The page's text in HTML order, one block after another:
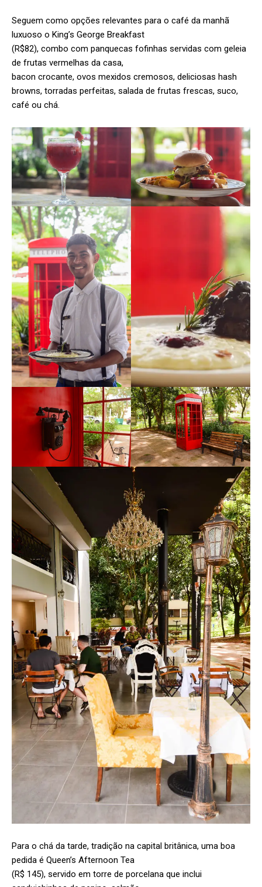
Seguem como opções relevantes para o café da manhã
luxuoso o King’s George Breakfast
(R$82), combo com panquecas fofinhas servidas com geleia
de frutas vermelhas da casa,
bacon crocante, ovos mexidos cremosos, deliciosas hash
browns, torradas perfeitas, salada de frutas frescas, suco,
café ou chá.
Para o chá da tarde, tradição na capital britânica, uma boa
pedida é Queen’s Afternoon Tea
(R$ 145), servido em torre de porcelana que inclui